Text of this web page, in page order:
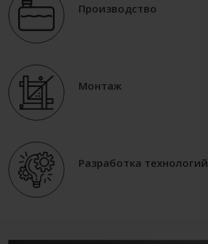
Производство
Монтаж
Разработка технологий